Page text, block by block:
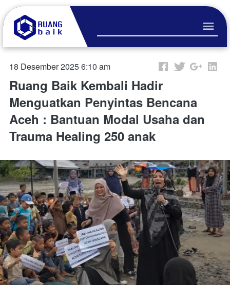
18 Desember 2025 6:10 am
Ruang Baik Kembali Hadir
Menguatkan Penyintas Bencana
Aceh : Bantuan Modal Usaha dan
Trauma Healing 250 anak